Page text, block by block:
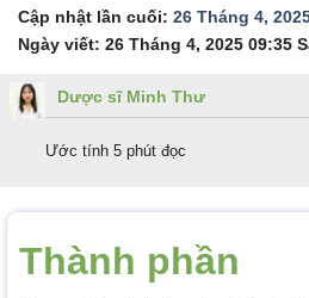
Cập nhật lần cuối: 26 Tháng 4,
Ngày viết: 26 Tháng 4, 2025 09:35
Dược sĩ Minh Thư
Ước tính 5 phút đọc
Thành phần